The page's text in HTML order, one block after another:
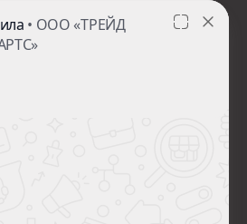
sales@trade-part.ru